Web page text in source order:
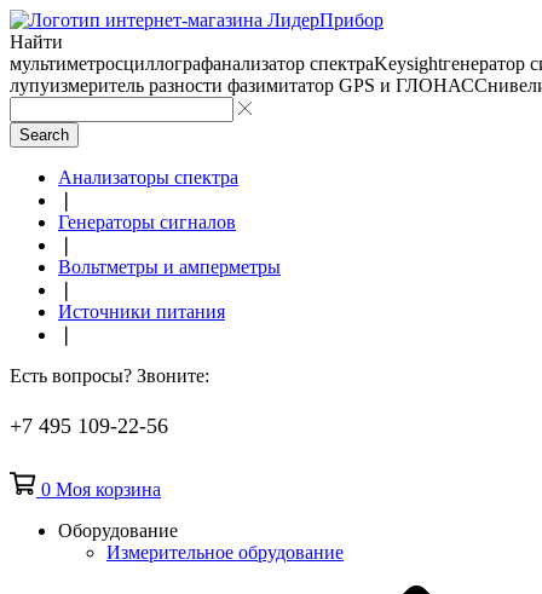
Найти
мультиметросциллографанализатор спектраKeysightгенератор
лупуизмеритель разности фазимитатор GPS и ГЛОНАСС
Search
Анализаторы спектра
Генераторы сигналов
Вольтметры и амперметры
Источники питания
Есть вопросы? Звоните:
+7 495 109-22-56
0 Моя корзина
Оборудование
Измерительное обрудование